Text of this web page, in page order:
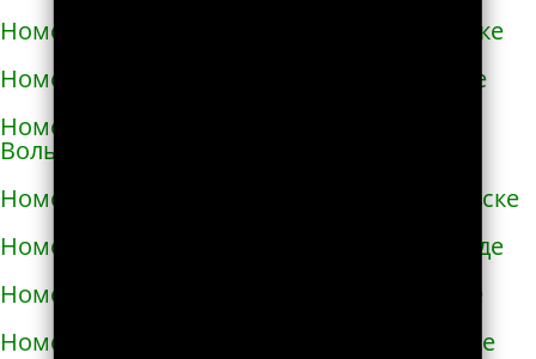
Номера телефонов такси в Новоалексеевке
Номера телефонов такси в Нововолынске
Номера телефонов такси в Новограде-
Волынском
Номера телефонов такси в Новоднестровске
Номера телефонов такси в Новомиргороде
Номера телефонов такси в Новоукраинке
Номера телефонов такси в Новояворовске